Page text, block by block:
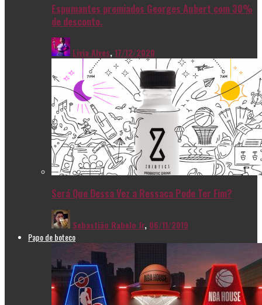
Espumantes premiados Georges Aubert com 30%
de desconto.
Livia Alves,17/12/2020
Será Que Dessa Vez a Ressaca Pode Ter Fim?
Sebastião Rabelo Jr, 06/11/2019
Papo de boteco